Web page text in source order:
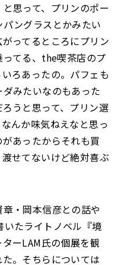
思って、プリンのポー
ングラスとかみたい
ってるところにプリン
てる、the喫茶店のプ
ろあったの。パフェも
みたいなのもあった
うと思って、プリン選
んか味気ねえなと思っ
あったからそれも買
せてないけど絶対喜ぶ
・岡本信彦との話や
たライトノベル『境
ーLAM氏の個展を観
。そちらについては